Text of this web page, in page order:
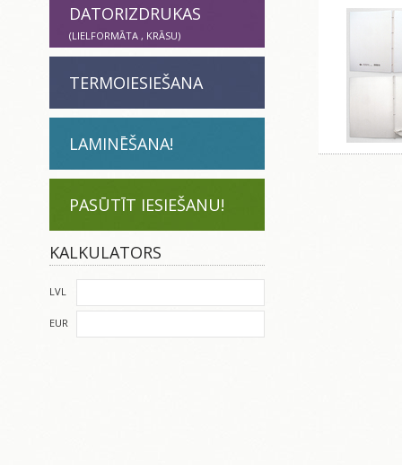
DATORIZDRUKAS
(LIELFORMĀTA , KRĀSU)
TERMOIESIEŠANA
LAMINĒŠANA!
PASŪTĪT IESIEŠANU!
KALKULATORS
LVL
EUR